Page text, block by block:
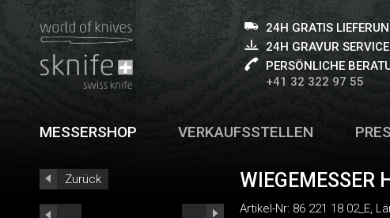
24H GRATIS
24H GRAVUR SERVICE
PERSÖNLICHE
+41 32 322 97 55
MESSERSHOP VERKAUFSSTELLEN
Zurück WIEGEMESSER
Artikel-Nr: 86 221 18 02_E,